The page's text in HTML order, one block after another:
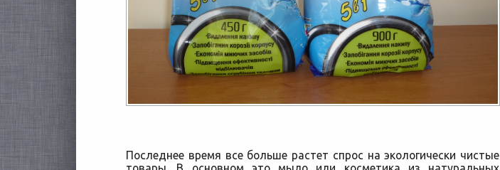
Последнее время все больше растет спрос на экологически чистые